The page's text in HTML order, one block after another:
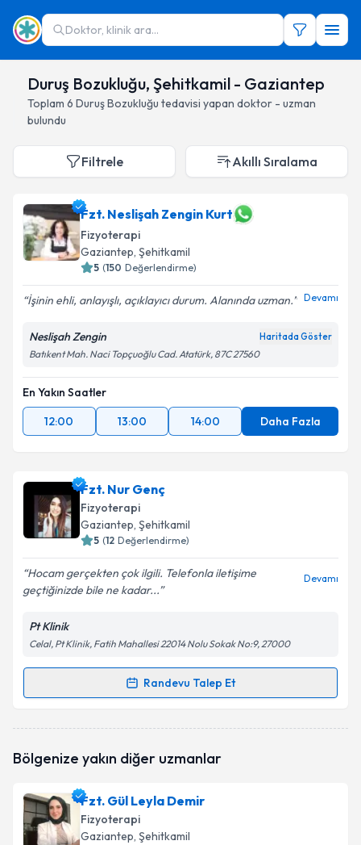
Doktor, klinik ara...
Duruş Bozukluğu, Şehitkamil - Gaziantep
Toplam 6 Duruş Bozukluğu tedavisi yapan doktor - uzman
bulundu
Filtrele Akıllı Sıralama
Fzt. Neslişah Zengin Kurt
Fizyoterapi
Gaziantep, Şehitkamil
5 (150 Değerlendirme)
İşinin ehli, anlayışlı, açıklayıcı durum. Alanında uzman. Devamı
Neslişah Zengin Haritada Göster
Batıkent Mah. Naci Topçuoğlu Cad. Atatürk, 87C 27560
En Yakın Saatler
12:00
13:00 14:00 Daha Fazla
Fzt. Nur Genç
Fizyoterapi
Gaziantep, Şehitkamil
5 (12 Değerlendirme)
Hocam gerçekten çok ilgili. Telefonla iletişime
geçtiğinizde bile ne kadar...
Devamı
Pt Klinik
Celal, Pt Klinik, Fatih Mahallesi 22014 Nolu Sokak No:9, 27000
Randevu Talep Et
Randevu Takvimi Talebi
Size bu uzmandan randevu almanız için bir takvim
E-posta Adresiniz
Bölgenize yakın diğer uzmanlar
Fzt. Gül Leyla Demir
Fizyoterapi
Gaziantep, Şehitkamil